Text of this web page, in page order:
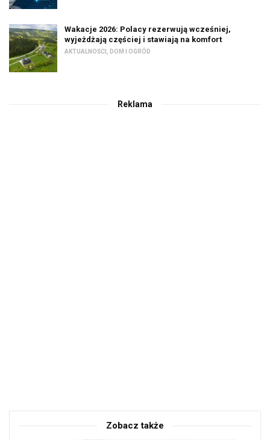
Wakacje 2026: Polacy rezerwują wcześniej,
wyjeżdżają częściej i stawiają na komfort
AKTUALNOŚCI DOM I OGRÓD
Reklama
Zobacz także